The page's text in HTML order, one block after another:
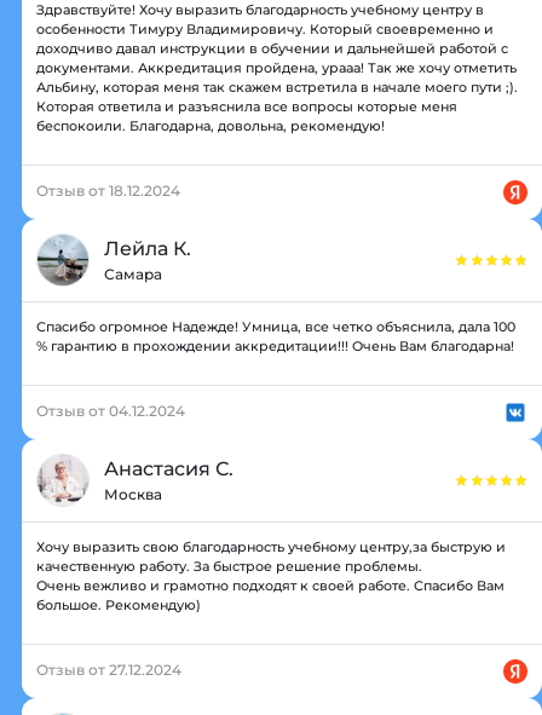
Здравствуйте! Хочу выразить благодарность учебному центру в
особенности Тимуру Владимировичу. Который своевременно и
доходчиво давал инструкции в обучении и дальнейшей работой с
документами. Аккредитация пройдена, урааа! Так же хочу отметить
Альбину, которая меня так скажем встретила в начале моего пути ;).
Которая ответила и разъяснила все вопросы которые меня
беспокоили. Благодарна, довольна, рекомендую!
Отзыв от 18.12.2024
Лейла К.
Самара
Спасибо огромное Надежде! Умница, все четко объяснила, дала 100
% гарантию в прохождении аккредитации!!! Очень Вам благодарна!
Отзыв от 04.12.2024
Анастасия С.
Москва
Хочу выразить свою благодарность учебному центру,за быструю и
качественную работу. За быстрое решение проблемы.
Очень вежливо и грамотно подходят к своей работе. Спасибо Вам
большое. Рекомендую)
Отзыв от 27.12.2024